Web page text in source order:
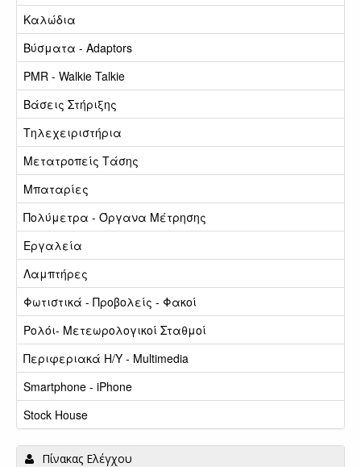
Καλώδια
Βύσματα - Adaptors
PMR - Walkie Talkie
Βάσεις Στήριξης
Τηλεχειριστήρια
Μετατροπείς Τάσης
Μπαταρίες
Πολύμετρα - Όργανα Μέτρησης
Εργαλεία
Λαμπτήρες
Φωτιστικά - Προβολείς - Φακοί
Ρολόι- Μετεωρολογικοί Σταθμοί
Περιφεριακά Η/Υ - Multimedia
Smartphone - iPhone
Stock House
Πίνακας Ελέγχου